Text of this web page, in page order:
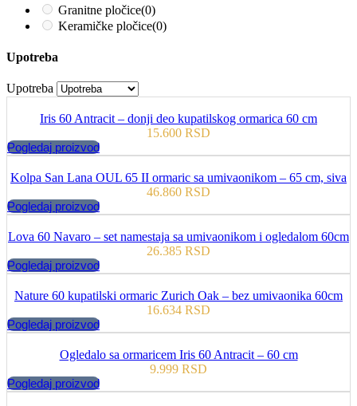
Granitne pločice(0)
Keramičke pločice(0)
Upotreba
Upotreba
Iris 60 Antracit – donji deo kupatilskog ormarica 60 cm
15.600 RSD
Pogledaj proizvod
Kolpa San Lana OUL 65 II ormaric sa umivaonikom – 65 cm, siva
46.860 RSD
Pogledaj proizvod
Lova 60 Navaro – set namestaja sa umivaonikom i ogledalom 60cm
26.385 RSD
Pogledaj proizvod
Nature 60 kupatilski ormaric Zurich Oak – bez umivaonika 60cm
16.634 RSD
Pogledaj proizvod
Ogledalo sa ormaricem Iris 60 Antracit – 60 cm
9.999 RSD
Pogledaj proizvod